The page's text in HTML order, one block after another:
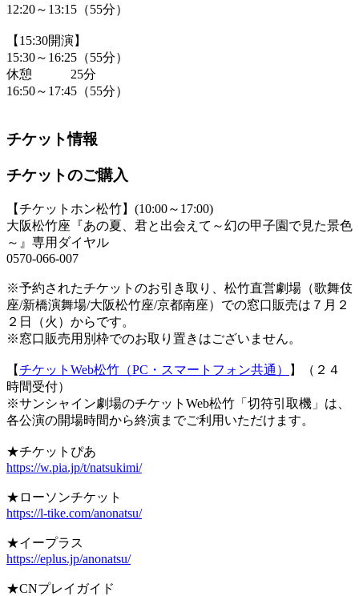
12:20～13:15（55分）
【15:30開演】
15:30～16:25（55分）
休憩 25分
16:50～17:45（55分）
チケット情報
チケットのご購入
【チケットホン松竹】(10:00～17:00)
大阪松竹座『あの夏、君と出会えて～幻の甲子園で見た景色
～』専用ダイヤル
0570-066-007
※予約されたチケットのお引き取り、松竹直営劇場（歌舞伎
座/新橋演舞場/大阪松竹座/京都南座）での窓口販売は７月２
２日（火）からです。
※窓口販売用別枠でのお取り置きはございません。
【チケットWeb松竹（PC・スマートフォン共通）
】（２４
時間受付）
※サンシャイン劇場のチケットWeb松竹「切符引取機」は、
各公演の開場時間から終演までご利用いただけます。
★チケットぴあ
https://w.pia.jp/t/natsukimi/
★ローソンチケット
https://l-tike.com/anonatsu/
★イープラス
https://eplus.jp/anonatsu/
★CNプレイガイド